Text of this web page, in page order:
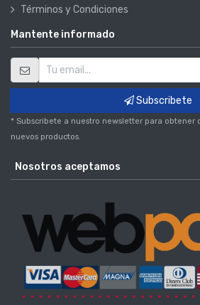
Términos y Condiciones
Mantente informado
Subscribete
* Subscribete a nuestro newsletter para obtener
nuevos productos.
Nosotros aceptamos